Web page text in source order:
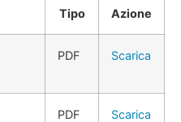
Tipo Azione
PDF Scarica
PDF Scarica